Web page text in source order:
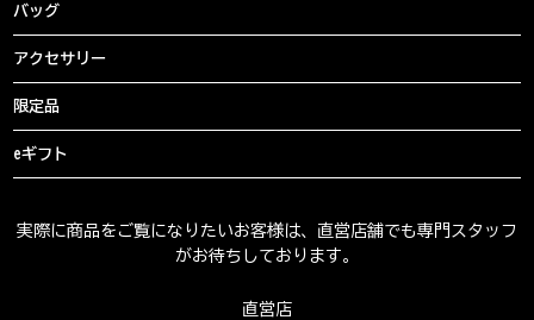
バッグ
アクセサリー
限定品
eギフト
実際に商品をご覧になりたいお客様は、直営店舗でも専門スタッフ
がお待ちしております。
直営店